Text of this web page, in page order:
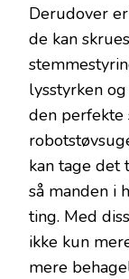
Derudover
de kan
lysstyrken
den perfekte
kan tage det
så manden i
ting. Med
ikke kun
mere